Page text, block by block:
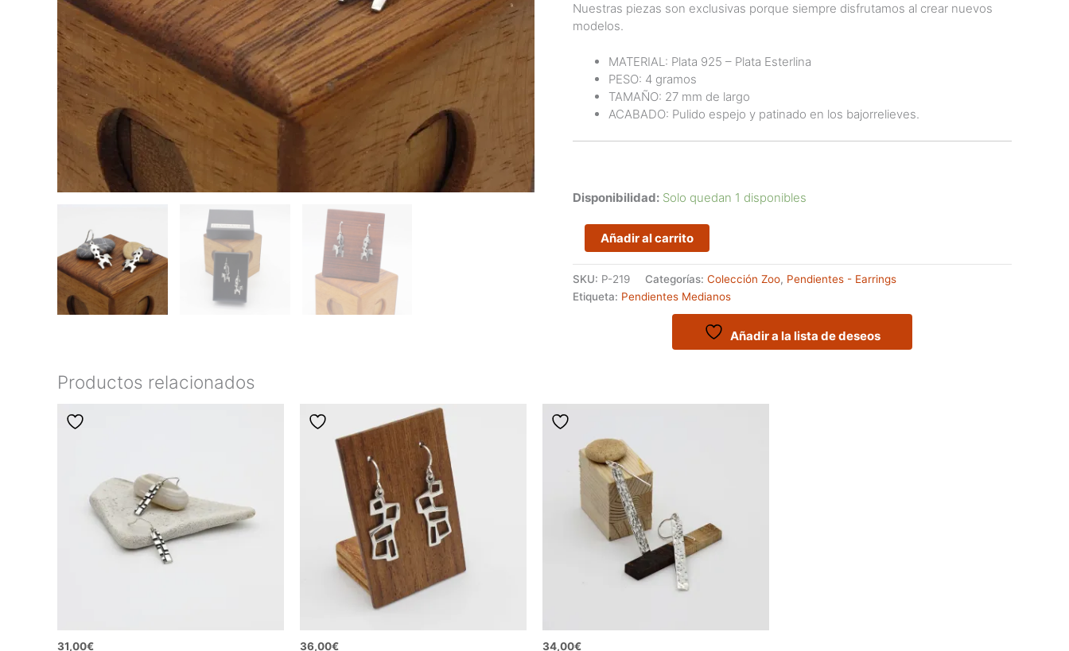
Nuestras piezas son exclusivas porque siempre disfrutamos al crear nuevos
modelos.
MATERIAL: Plata 925 – Plata Esterlina
PESO: 4 gramos
TAMAÑO: 27 mm de largo
ACABADO: Pulido espejo y patinado en los bajorrelieves.
Disponibilidad: Solo quedan 1 disponibles
Pendientes
Guerrero
de
Moixent
-
Añadir al carrito
SKU: P-219 Categorías: Colección Zoo, Pendientes - Earrings
Etiqueta: Pendientes Medianos
Añadir a la lista de deseos
Productos relacionados
31,00€ 36,00€ 34,00€